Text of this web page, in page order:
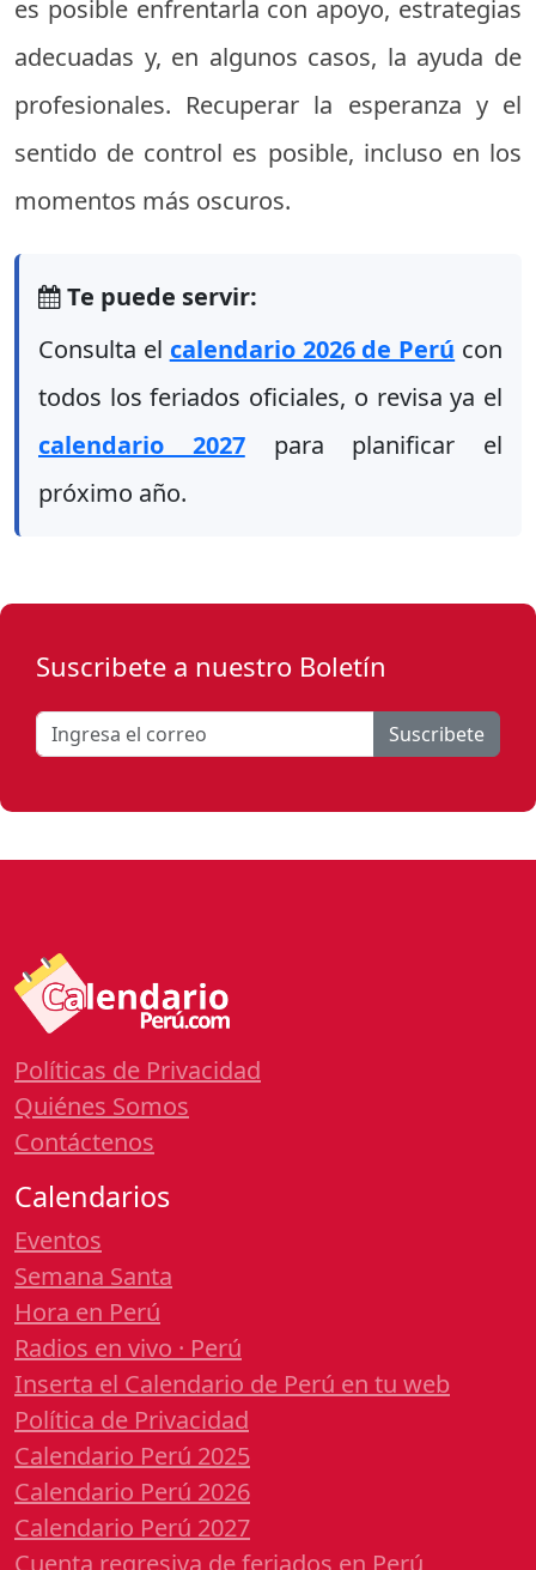
es posible enfrentarla con apoyo, estrategias
adecuadas y, en algunos casos, la ayuda de
profesionales. Recuperar la esperanza y el
sentido de control es posible, incluso en los
momentos más oscuros.
Te puede servir:
Consulta el calendario 2026 de Perú con
todos los feriados oficiales, o revisa ya el
calendario 2027para planificar el
próximo año.
Suscribete a nuestro Boletín
Suscribete
Políticas de Privacidad
Quiénes Somos
Contáctenos
Calendarios
Eventos
Semana Santa
Hora en Perú
Radios en vivo · Perú
Inserta el Calendario de Perú en tu web
Política de Privacidad
Calendario Perú 2025
Calendario Perú 2026
Calendario Perú 2027